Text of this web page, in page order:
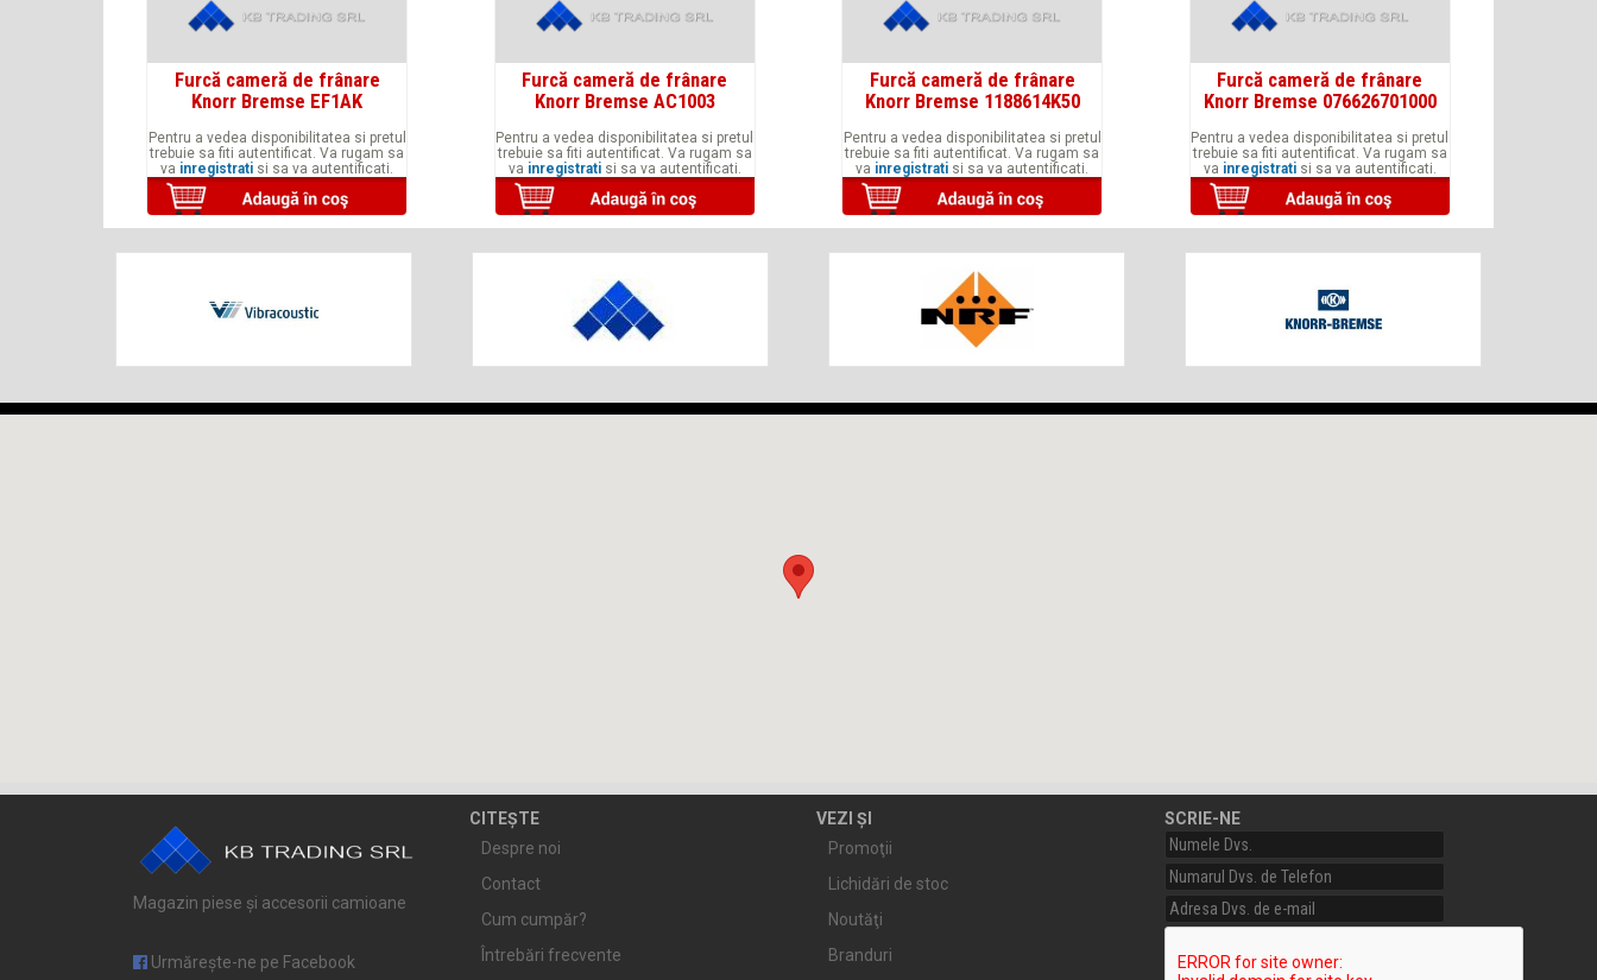
Furcă cameră de frânare
Knorr Bremse EF1AK
Pentru a vedea disponibilitatea si pretul
trebuie sa fiti autentificat. Va rugam sa
va inregistrati si sa va autentificati.
Furcă cameră de frânare
Knorr Bremse AC1003
Pentru a vedea disponibilitatea si pretul
trebuie sa fiti autentificat. Va rugam sa
va inregistratisi sa va autentificati.
Furcă cameră de frânare
Knorr Bremse 1188614K50
Pentru a vedea disponibilitatea si pretul
trebuie sa fiti autentificat. Va rugam sa
va inregistrati si sa va autentificati.
Furcă cameră de frânare
Knorr Bremse 076626701000
Pentru a vedea disponibilitatea si pretul
trebuie sa fiti autentificat. Va rugam sa
va inregistratisi sa va autentificati.
Magazin piese și accesorii camioane
Urmărește-ne pe Facebook
CITEȘTE
Despre noi
Contact
Cum cumpăr?
Întrebări frecvente
VEZI ȘI
Promoţii
Lichidări de stoc
Noutăţi
Branduri
SCRIE-NE